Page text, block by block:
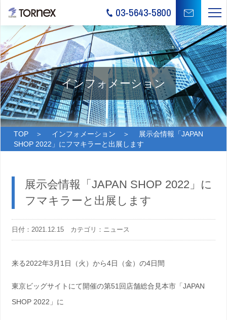
03-5643-5800
インフォメーション
TOP＞ インフォメーション ＞ 展示会情報「JAPAN
SHOP 2022」にフマキラーと出展します
展示会情報「JAPAN SHOP 2022」に
フマキラーと出展します
日付：2021.12.15 カテゴリ：ニュース
来る2022年3月1日（火）から4日（金）の4日間
東京ビッグサイトにて開催の第51回店舗総合見本市「JAPAN
SHOP 2022」に